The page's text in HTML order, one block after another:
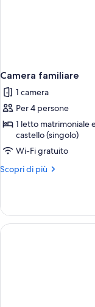
Camera familiare
1 camera
Per 4 persone
1 letto matrimoniale
castello (singolo)
Wi-Fi gratuito
Scopri di più
Altri
familiare